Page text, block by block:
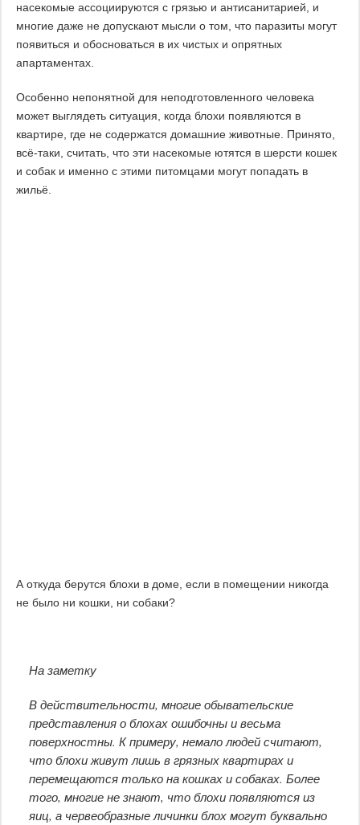
насекомые ассоциируются с грязью и антисанитарией, и
многие даже не допускают мысли о том, что паразиты могут
появиться и обосноваться в их чистых и опрятных
апартаментах.
Особенно непонятной для неподготовленного человека
может выглядеть ситуация, когда блохи появляются в
квартире, где не содержатся домашние животные. Принято,
всё-таки, считать, что эти насекомые ютятся в шерсти кошек
и собак и именно с этими питомцами могут попадать в
жильё.
А откуда берутся блохи в доме, если в помещении никогда
не было ни кошки, ни собаки?
На заметку
В действительности, многие обывательские
представления о блохах ошибочны и весьма
поверхностны. К примеру, немало людей считают,
что блохи живут лишь в грязных квартирах и
перемещаются только на кошках и собаках. Более
того, многие не знают, что блохи появляются из
яиц, а червеобразные личинки блох могут буквально